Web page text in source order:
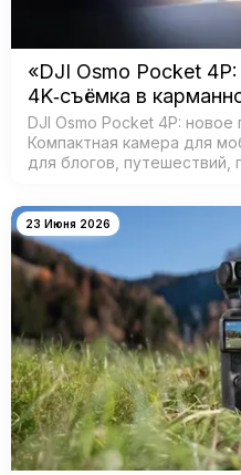
«DJI Osmo Pocket
4K‑съёмка в
DJI Osmo Pocket 4P:
Компактная камера для
для блогов, путешествий,
двойная система
23 Июня 2026